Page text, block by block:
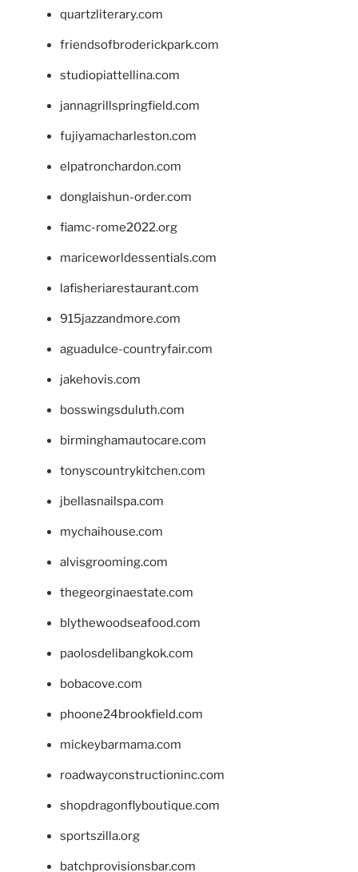
quartzliterary.com
friendsofbroderickpark.com
studiopiattellina.com
jannagrillspringfield.com
fujiyamacharleston.com
elpatronchardon.com
donglaishun-order.com
fiamc-rome2022.org
mariceworldessentials.com
lafisheriarestaurant.com
915jazzandmore.com
aguadulce-countryfair.com
jakehovis.com
bosswingsduluth.com
birminghamautocare.com
tonyscountrykitchen.com
jbellasnailspa.com
mychaihouse.com
alvisgrooming.com
thegeorginaestate.com
blythewoodseafood.com
paolosdelibangkok.com
bobacove.com
phoone24brookfield.com
mickeybarmama.com
roadwayconstructioninc.com
shopdragonflyboutique.com
sportszilla.org
batchprovisionsbar.com